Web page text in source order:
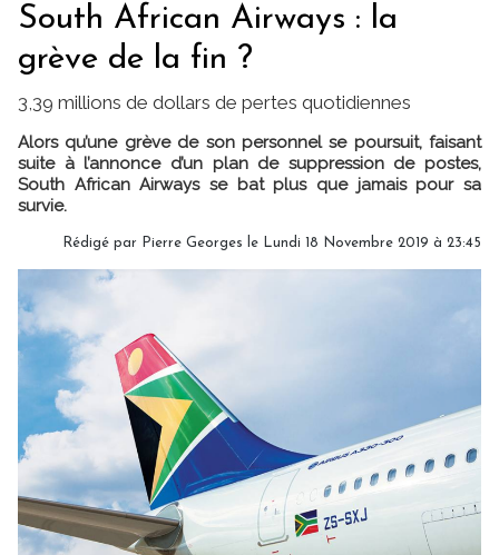
South African Airways : la
grève de la fin ?
3,39 millions de dollars de pertes quotidiennes
Alors qu’une grève de son personnel se poursuit, faisant
suite à l’annonce d’un plan de suppression de postes,
South African Airways se bat plus que jamais pour sa
survie.
Rédigé par Pierre Georges le Lundi 18 Novembre 2019 à 23:45